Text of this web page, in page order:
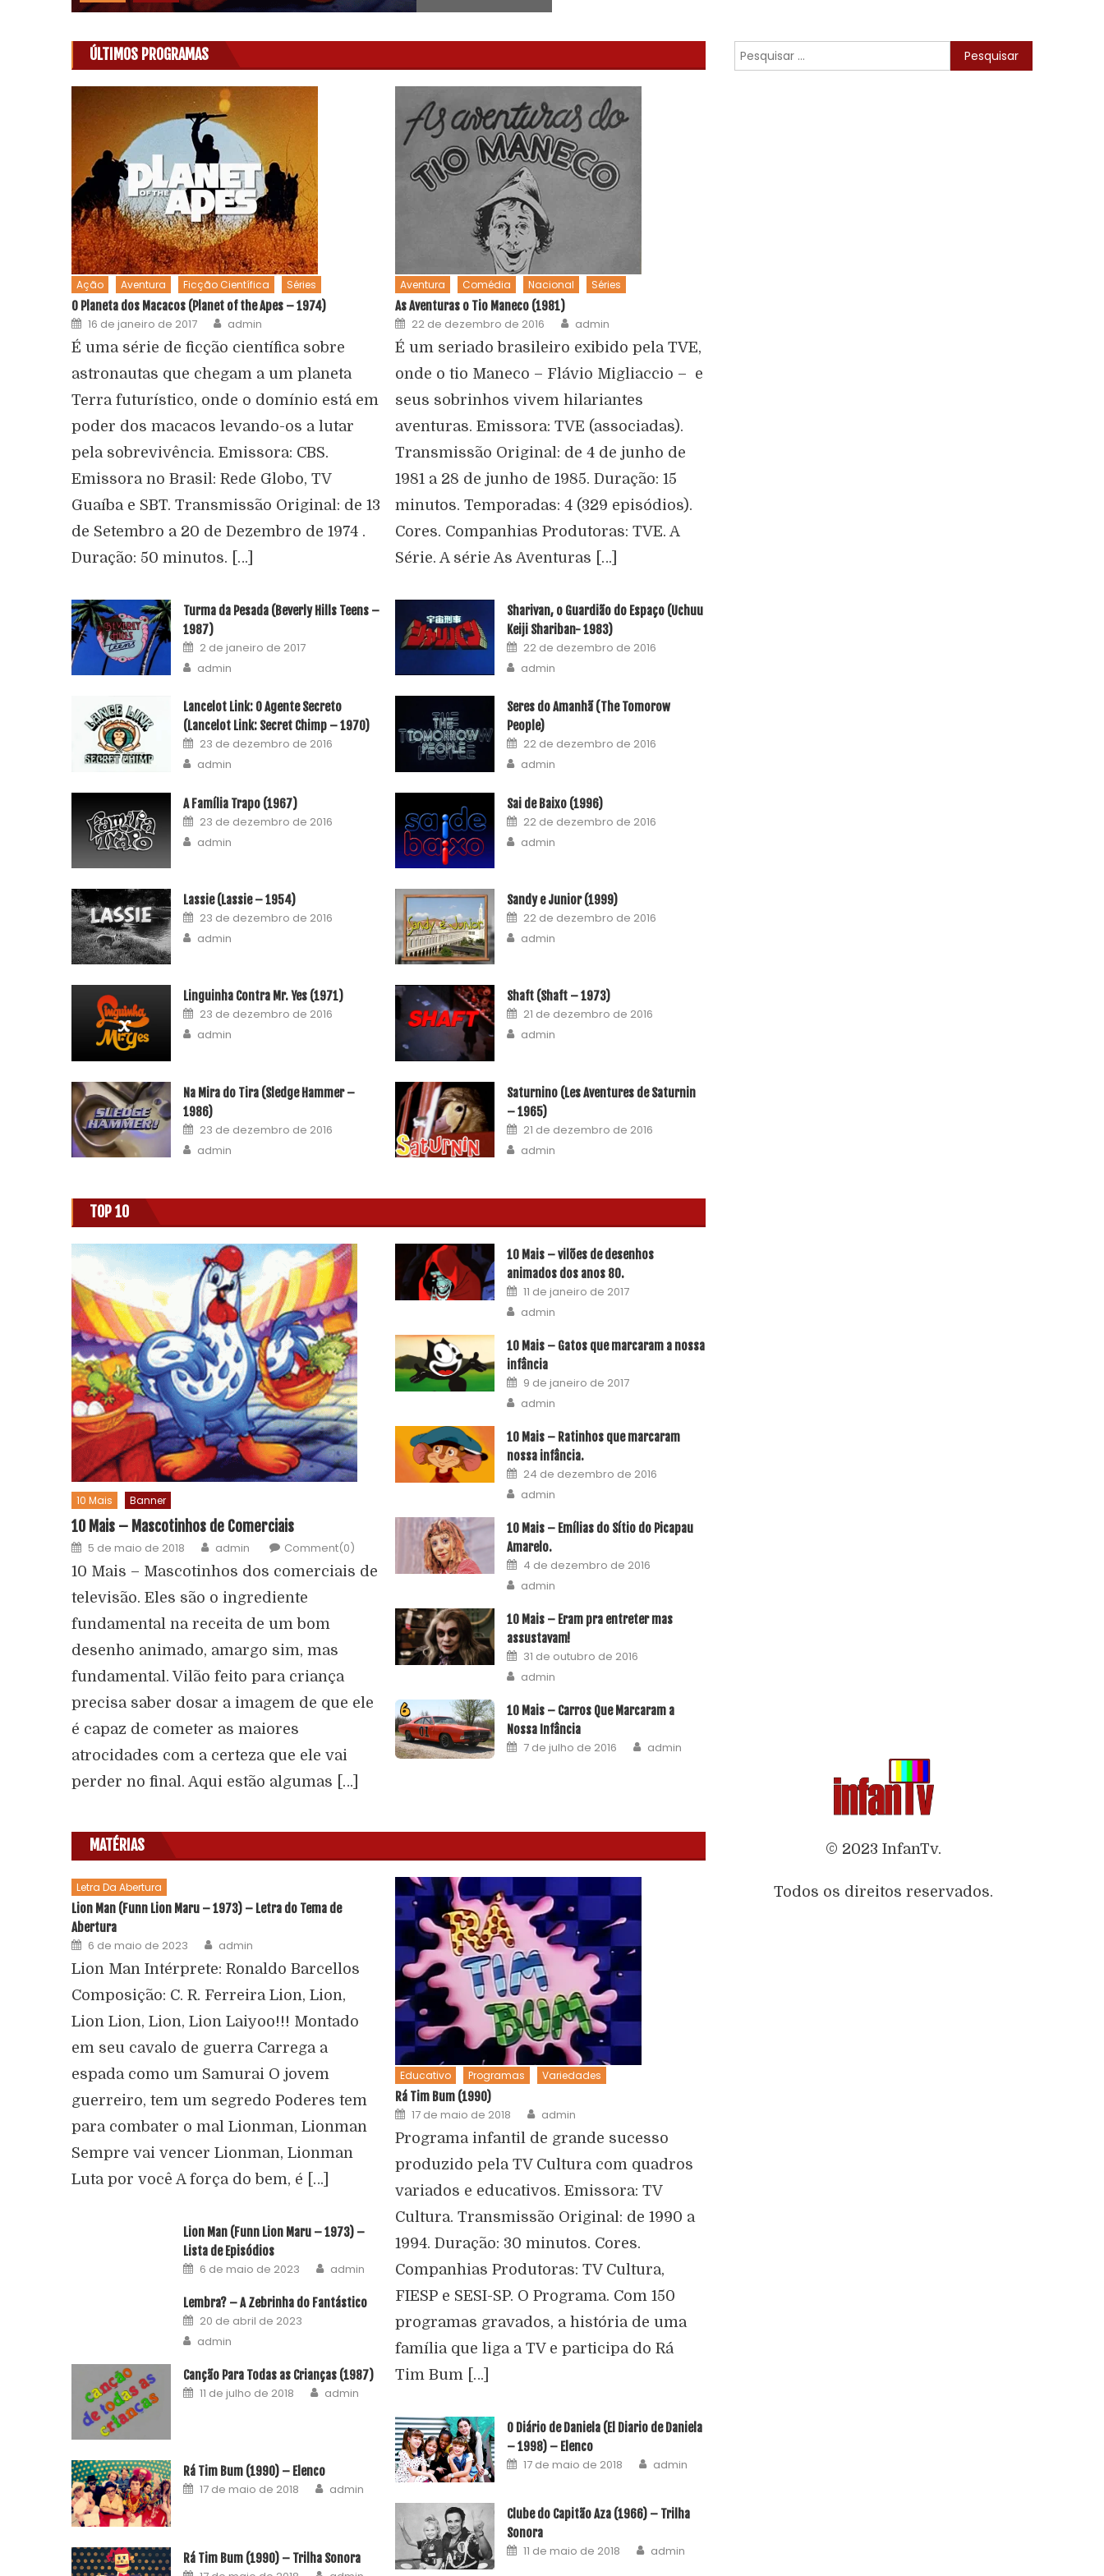
ÚLTIMOS PROGRAMAS
Ação Aventura Ficção Científica Séries
O Planeta dos Macacos (Planet of the Apes – 1974)
16 de janeiro de 2017
admin
É uma série de ficção científica sobre
astronautas que chegam a um planeta
Terra futurístico, onde o domínio está em
poder dos macacos levando-os a lutar
pela sobrevivência. Emissora: CBS.
Emissora no Brasil: Rede Globo, TV
Guaíba e SBT. Transmissão Original: de 13
de Setembro a 20 de Dezembro de 1974 .
Duração: 50 minutos. […]
Turma da Pesada (Beverly Hills Teens –
1987)
2 de janeiro de 2017
admin
Lancelot Link: O Agente Secreto
(Lancelot Link: Secret Chimp – 1970)
23 de dezembro de 2016
admin
A Família Trapo (1967)
23 de dezembro de 2016
admin
Lassie (Lassie – 1954)
23 de dezembro de 2016
admin
Linguinha Contra Mr. Yes (1971)
23 de dezembro de 2016
admin
Na Mira do Tira (Sledge Hammer –
1986)
23 de dezembro de 2016
admin
Aventura Comédia Nacional Séries
As Aventuras o Tio Maneco (1981)
22 de dezembro de 2016
admin
É um seriado brasileiro exibido pela TVE,
onde o tio Maneco – Flávio Migliaccio – e
seus sobrinhos vivem hilariantes
aventuras. Emissora: TVE (associadas).
Transmissão Original: de 4 de junho de
1981 a 28 de junho de 1985. Duração: 15
minutos. Temporadas: 4 (329 episódios).
Cores. Companhias Produtoras: TVE. A
Série. A série As Aventuras […]
Sharivan, o Guardião do Espaço (Uchuu
Keiji Shariban- 1983)
22 de dezembro de 2016
admin
Seres do Amanhã (The Tomorow
People)
22 de dezembro de 2016
admin
Sai de Baixo (1996)
22 de dezembro de 2016
admin
Sandy e Junior (1999)
22 de dezembro de 2016
admin
Shaft (Shaft – 1973)
21 de dezembro de 2016
admin
Saturnino (Les Aventures de Saturnin
– 1965)
21 de dezembro de 2016
admin
TOP 10
10 Mais Banner
10 Mais – Mascotinhos de Comerciais
5 de maio de 2018 admin Comment(0)
10 Mais – Mascotinhos dos comerciais de
televisão. Eles são o ingrediente
fundamental na receita de um bom
desenho animado, amargo sim, mas
fundamental. Vilão feito para criança
precisa saber dosar a imagem de que ele
é capaz de cometer as maiores
atrocidades com a certeza que ele vai
perder no final. Aqui estão algumas […]
10 Mais – vilões de desenhos
animados dos anos 80.
11 de janeiro de 2017
admin
10 Mais – Gatos que marcaram a nossa
infância
9 de janeiro de 2017
admin
10 Mais – Ratinhos que marcaram
nossa infância.
24 de dezembro de 2016
admin
10 Mais – Emílias do Sítio do Picapau
Amarelo.
4 de dezembro de 2016
admin
10 Mais – Eram pra entreter mas
assustavam!
31 de outubro de 2016
admin
10 Mais – Carros Que Marcaram a
Nossa Infância
7 de julho de 2016
admin
MATÉRIAS
Letra Da Abertura
Lion Man (Funn Lion Maru – 1973) – Letra do Tema de
Abertura
6 de maio de 2023
admin
Lion Man Intérprete: Ronaldo Barcellos
Composição: C. R. Ferreira Lion, Lion,
Lion Lion, Lion, Lion Laiyoo!!! Montado
em seu cavalo de guerra Carrega a
espada como um Samurai O jovem
guerreiro, tem um segredo Poderes tem
para combater o mal Lionman, Lionman
Sempre vai vencer Lionman, Lionman
Luta por você A força do bem, é […]
Lion Man (Funn Lion Maru – 1973) –
Lista de Episódios
6 de maio de 2023
admin
Lembra? – A Zebrinha do Fantástico
20 de abril de 2023
admin
Canção Para Todas as Crianças (1987)
11 de julho de 2018
admin
Rá Tim Bum (1990) – Elenco
17 de maio de 2018
admin
Rá Tim Bum (1990) – Trilha Sonora
Educativo Programas Variedades
Rá Tim Bum (1990)
17 de maio de 2018
admin
Programa infantil de grande sucesso
produzido pela TV Cultura com quadros
variados e educativos. Emissora: TV
Cultura. Transmissão Original: de 1990 a
1994. Duração: 30 minutos. Cores.
Companhias Produtoras: TV Cultura,
FIESP e SESI-SP. O Programa. Com 150
programas gravados, a história de uma
família que liga a TV e participa do Rá
Tim Bum […]
O Diário de Daniela (El Diario de Daniela
– 1998) – Elenco
17 de maio de 2018
admin
Clube do Capitão Aza (1966) – Trilha
Sonora
11 de maio de 2018
admin
© 2023 InfanTv.
Todos os direitos reservados.